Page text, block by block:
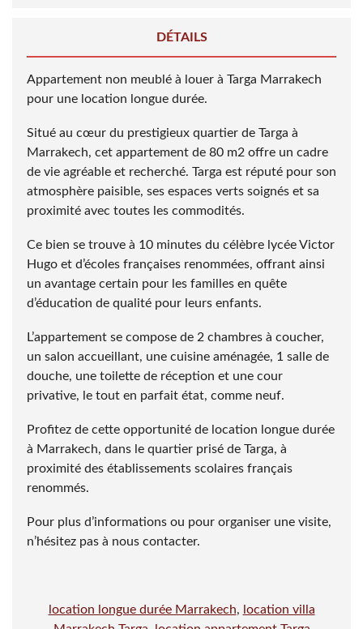
DÉTAILS
Appartement non meublé à louer à Targa Marrakech
pour une location longue durée.
Situé au cœur du prestigieux quartier de Targa à
Marrakech, cet appartement de 80 m2 offre un cadre
de vie agréable et recherché. Targa est réputé pour son
atmosphère paisible, ses espaces verts soignés et sa
proximité avec toutes les commodités.
Ce bien se trouve à 10 minutes du célèbre lycée Victor
Hugo et d’écoles françaises renommées, offrant ainsi
un avantage certain pour les familles en quête
d’éducation de qualité pour leurs enfants.
L’appartement se compose de 2 chambres à coucher,
un salon accueillant, une cuisine aménagée, 1 salle de
douche, une toilette de réception et une cour
privative, le tout en parfait état, comme neuf.
Profitez de cette opportunité de location longue durée
à Marrakech, dans le quartier prisé de Targa, à
proximité des établissements scolaires français
renommés.
Pour plus d’informations ou pour organiser une visite,
n’hésitez pas à nous contacter.
location longue durée Marrakech, location villa